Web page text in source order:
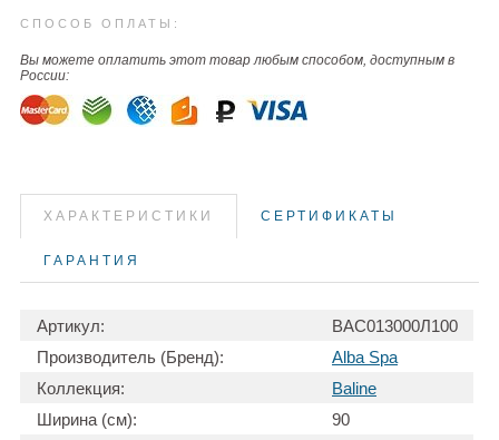
СПОСОБ ОПЛАТЫ:
Вы можете оплатить этот товар любым способом, доступным в
России:
ХАРАКТЕРИСТИКИ СЕРТИФИКАТЫ
ГАРАНТИЯ
Артикул:
ВАС013000Л100
Производитель (Бренд):
Alba Spa
Коллекция:
Baline
Ширина (см):
90